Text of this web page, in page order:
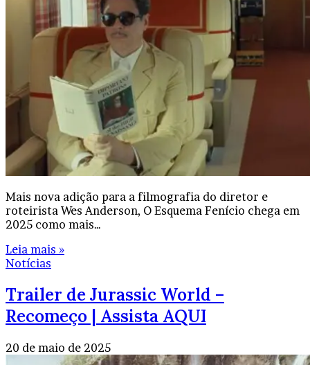
Mais nova adição para a filmografia do diretor e
roteirista Wes Anderson, O Esquema Fenício chega em
2025 como mais…
Leia mais »
Notícias
Trailer de Jurassic World –
Recomeço | Assista AQUI
20 de maio de 2025